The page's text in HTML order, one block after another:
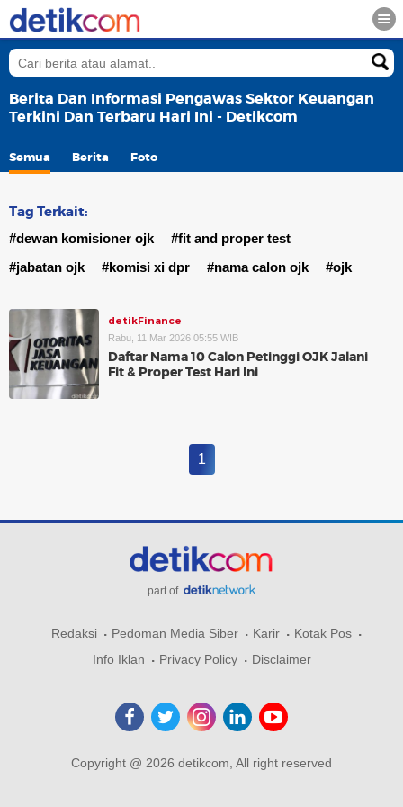
Berita Dan Informasi Pengawas Sektor Keuangan
Terkini Dan Terbaru Hari Ini - Detikcom
Semua Berita Foto
Tag Terkait:
#dewan komisioner ojk
#fit and proper test
#jabatan ojk
#komisi xi dpr #nama calon ojk #ojk
detikFinance
Rabu, 11 Mar 2026 05:55 WIB
Daftar Nama 10 Calon Petinggi OJK Jalani
Fit & Proper Test Hari Ini
1
part of
Redaksi Pedoman Media Siber Karir
Kotak Pos
Info Iklan
Privacy Policy Disclaimer
Copyright @ 2026 detikcom, All right reserved